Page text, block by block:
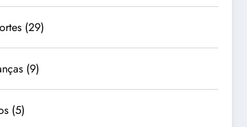
(29)
(9)
(5)